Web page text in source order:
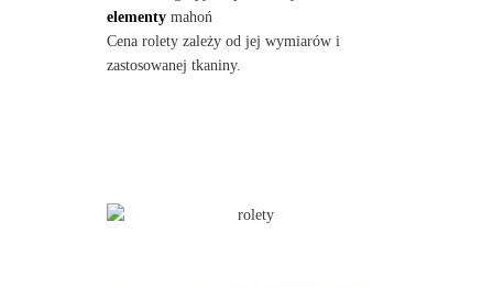
elementymahoń
Cena rolety zależy od jej wymiarów i
zastosowanej tkaniny.